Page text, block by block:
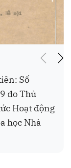
Số
do Thủ
Hoạt động
học Nhà